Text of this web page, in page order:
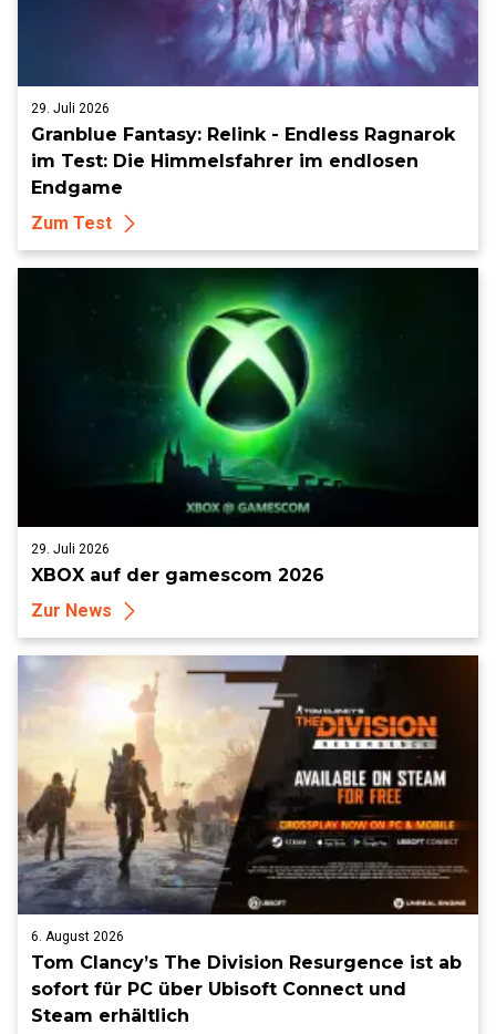
29. Juli 2026
Granblue Fantasy: Relink - Endless Ragnarok
im Test: Die Himmelsfahrer im endlosen
Endgame
Zum Test
29. Juli 2026
XBOX auf der gamescom 2026
Zur News
6. August 2026
Tom Clancy’s The Division Resurgence ist ab
sofort für PC über Ubisoft Connect und
Steam erhältlich